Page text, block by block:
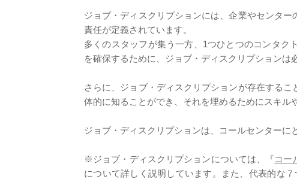
ジョブ・ディスクリプションには、企業やセンタ
責任が定義されています。
多くのスタッフが集う一方、1つひとつのコンタク
を確保するために、ジョブ・ディスクリプションは
さらに、ジョブ・ディスクリプションが存在する
体的に知ることができ、それを埋めるためにスキル
ジョブ・ディスクリプションは、コールセンターに
※ジョブ・ディスクリプションについては、『コー
について詳しく説明しています。また、代表的な